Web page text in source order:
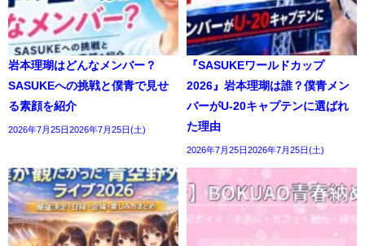
岩本理瑚はどんなメンバー？
SASUKEへの挑戦と僕青で見せ
る素顔を紹介
2026年7月25日2026年7月25日(土)
『SASUKEワールドカップ
2026』岩本理瑚は誰？僕青メン
バーがU-20キャプテンに選ばれ
た理由
2026年7月25日2026年7月25日(土)